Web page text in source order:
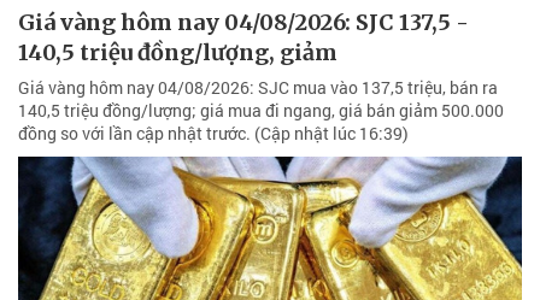
Giá vàng hôm nay 04/08/2026: SJC 137,5 -
140,5 triệu đồng/lượng, giảm
Giá vàng hôm nay 04/08/2026: SJC mua vào 137,5 triệu, bán ra
140,5 triệu đồng/lượng; giá mua đi ngang, giá bán giảm 500.000
đồng so với lần cập nhật trước. (Cập nhật lúc 16:39)